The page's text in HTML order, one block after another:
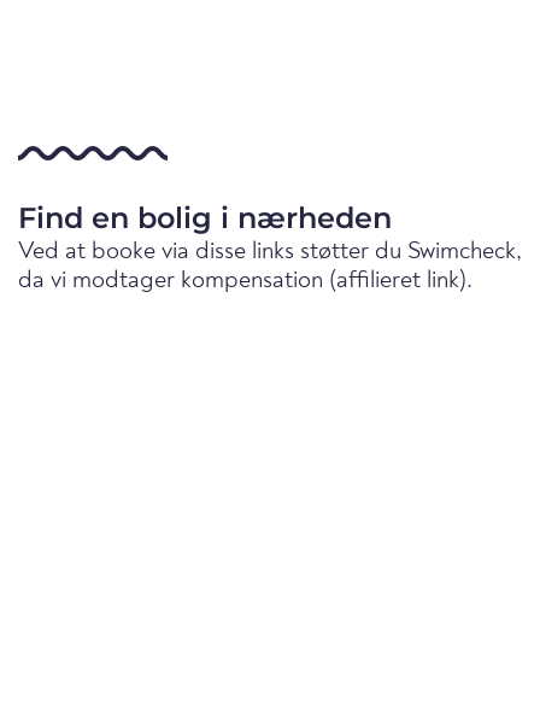
Find en bolig i nærheden
Ved at booke via disse links støtter du Swimcheck,
da vi modtager kompensation (affilieret link).